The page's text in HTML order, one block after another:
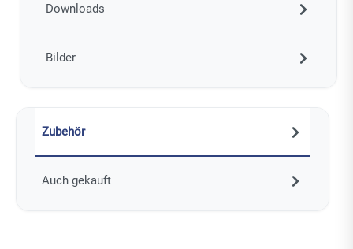
Downloads
Bilder
Zubehör
Auch gekauft